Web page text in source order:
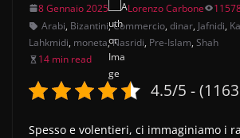
8 Gennaio 2025 Lorenzo Carbone
Arabi, Bizantini,Commercio, dinar, Jafnidi,
Lahkmidi, moneta,Nasridi, Pre-Islam, Shah
14 min read
4.5/5 -
Spesso e volentieri, ci immaginiamo i